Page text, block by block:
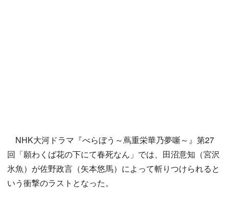
NHK大河ドラマ『べらぼう～蔦重栄華乃夢噺～』第27
回「願わくば花の下にて春死なん」では、田沼意知（宮沢
氷魚）が佐野政言（矢本悠馬）によって斬りつけられると
いう衝撃のラストとなった。